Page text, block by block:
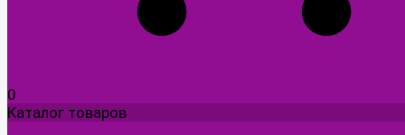
0
Каталог товаров